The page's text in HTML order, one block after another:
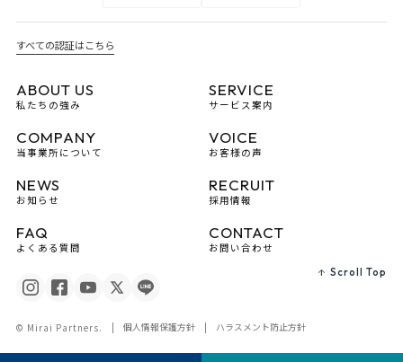
Scroll Top
すべての認証はこちら
ABOUT US
私たちの強み
SERVICE
サービス案内
COMPANY
当事業所について
VOICE
お客様の声
NEWS
お知らせ
RECRUIT
採用情報
FAQ
よくある質問
CONTACT
お問い合わせ
© Mirai Partners. 個人情報保護方針 ハラスメント防止方針